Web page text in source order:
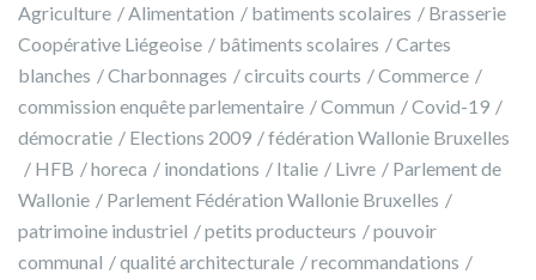
Agriculture Alimentation batiments scolaires
Brasserie
Coopérative Liégeoise
bâtiments scolaires
Cartes
blanches
Charbonnages circuits courts
Commerce
commission enquête parlementaire
Commun
Covid-19
démocratie
Elections 2009
fédération Wallonie Bruxelles
HFB
horeca inondations Italie Livre
Parlement de
Wallonie
Parlement Fédération Wallonie Bruxelles
patrimoine industriel
petits producteurs
pouvoir
communal
qualité architecturale
recommandations